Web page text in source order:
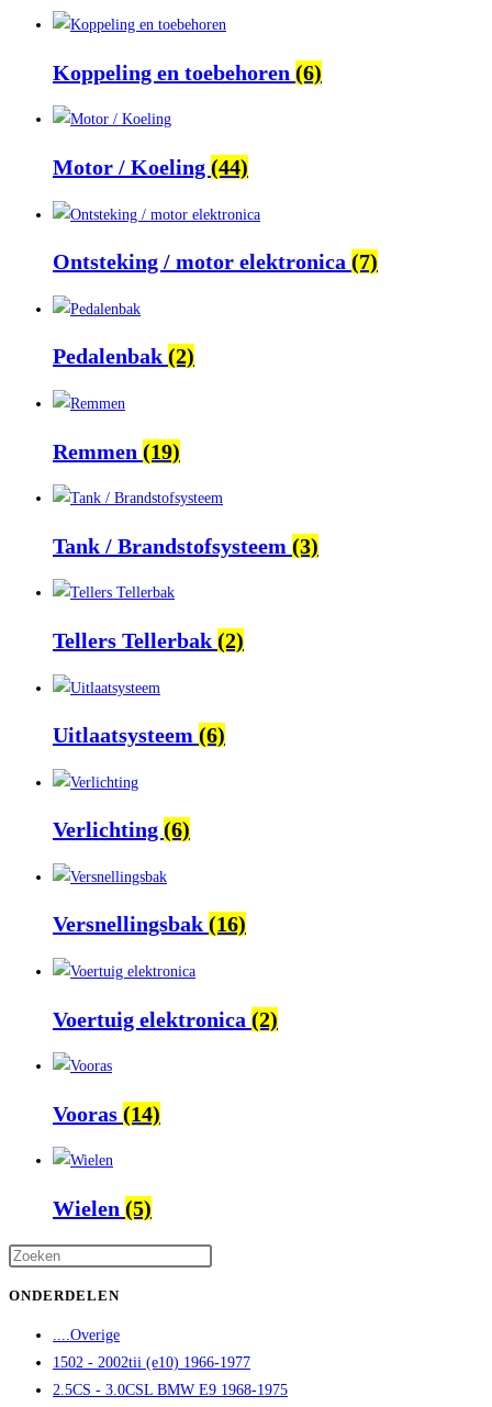
Koppeling en toebehoren (6)
Motor / Koeling (44)
Ontsteking / motor elektronica (7)
Pedalenbak (2)
Remmen (19)
Tank / Brandstofsysteem (3)
Tellers Tellerbak (2)
Uitlaatsysteem (6)
Verlichting (6)
Versnellingsbak (16)
Voertuig elektronica (2)
Vooras (14)
Wielen (5)
ONDERDELEN
....Overige
1502 - 2002tii (e10) 1966-1977
2.5CS - 3.0CSL BMW E9 1968-1975